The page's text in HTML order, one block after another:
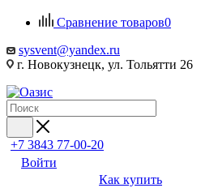
Сравнение товаров0
sysvent@yandex.ru
г. Новокузнецк, ул. Тольятти 26
+7 3843 77-00-20
Войти
Как купить